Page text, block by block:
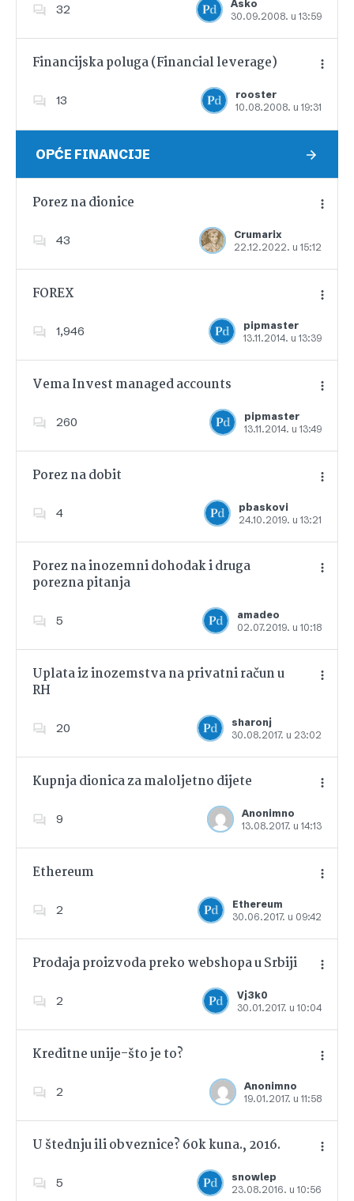
32
Asko
30.09.2008. u 13:59
Dodajte u favorite
Financijska poluga (Financial leverage)
13
rooster
10.08.2008. u 19:31
Dodajte u favorite
OPĆE FINANCIJE
Porez na dionice
43
Crumarix
22.12.2022. u 15:12
Dodajte u favorite
FOREX
1,946
pipmaster
13.11.2014. u 13:39
Dodajte u favorite
Vema Invest managed accounts
260
pipmaster
13.11.2014. u 13:49
Dodajte u favorite
Porez na dobit
4
pbaskovi
24.10.2019. u 13:21
Dodajte u favorite
Porez na inozemni dohodak i druga
porezna pitanja
5
amadeo
02.07.2019. u 10:18
Dodajte u favorite
Uplata iz inozemstva na privatni račun u
RH
20
sharonj
30.08.2017. u 23:02
Dodajte u favorite
Kupnja dionica za maloljetno dijete
9
Anonimno
13.08.2017. u 14:13
Dodajte u favorite
Ethereum
2
Ethereum
30.06.2017. u 09:42
Dodajte u favorite
Prodaja proizvoda preko webshopa u Srbiji
2
Vj3k0
30.01.2017. u 10:04
Dodajte u favorite
Kreditne unije-što je to?
2
Anonimno
19.01.2017. u 11:58
Dodajte u favorite
U štednju ili obveznice? 60k kuna., 2016.
5
snowlep
23.08.2016. u 10:56
Dodajte u favorite